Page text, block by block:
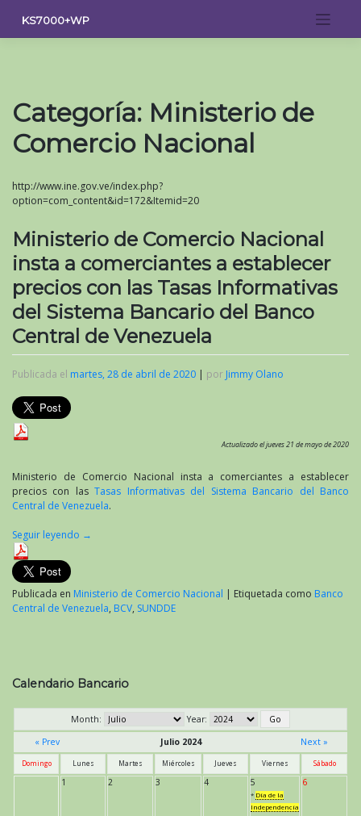
contenido
KS7000+WP
Categoría: Ministerio de
Comercio Nacional
http://www.ine.gov.ve/index.php?
option=com_content&id=172&Itemid=20
Ministerio de Comercio Nacional
insta a comerciantes a establecer
precios con las Tasas Informativas
del Sistema Bancario del Banco
Central de Venezuela
Publicada el martes, 28 de abril de 2020 | por Jimmy Olano
Actualizado el jueves 21 de mayo de 2020
Ministerio de Comercio Nacional insta a comerciantes a establecer
precios con lasTasas Informativas del Sistema Bancario del Banco
Central de Venezuela.
Seguir leyendo →
Publicada en Ministerio de Comercio Nacional | Etiquetada como Banco
Central de Venezuela, BCV, SUNDDE
Calendario Bancario
Month:
Year:
« Prev
Julio 2024 Next »
Domingo Lunes Martes Miércoles Jueves Viernes Sábado
1 2 3 4 5
* Día de la
Independencia
6